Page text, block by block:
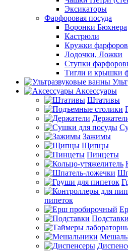
Эксикаторы
Фарфоровая посуда
Воронки Бюхнера
Кастрюли
Кружки
Лодочки, Ложки
Ступки
Тигли и крышки
Аксессуары
Штативы
Зажимы
Щипцы
Пинцеты
пипеток
Подставки